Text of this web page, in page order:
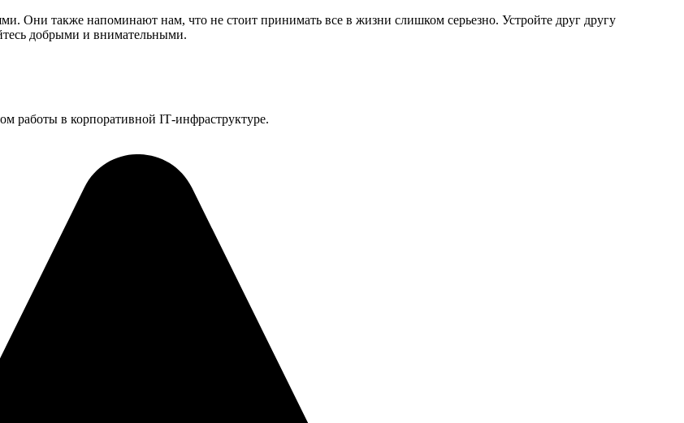
Они также напоминают нам, что не стоит принимать все в жизни слишком серьезно. Устройте друг другу
добрыми и внимательными.
работы в корпоративной IT‑инфраструктуре.